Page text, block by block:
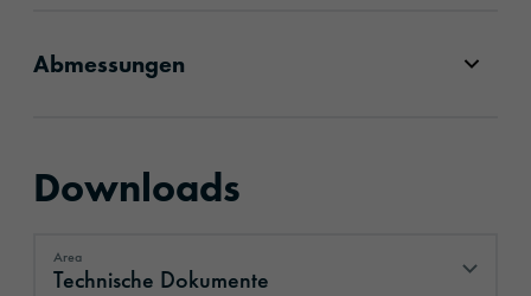
Abmessungen
Downloads
Area
Technische Dokumente